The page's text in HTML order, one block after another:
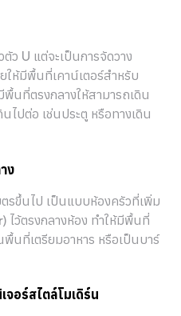
U แต่จะเป็นการจัดวาง
ให้มีพื้นที่เคาน์เตอร์สำหรับ
นที่ตรงกลางให้สามารถเดิน
นไปต่อ เช่นประตู หรือทางเดิน
ง
รขึ้นไป เป็นแบบห้องครัวที่เพิ่ม
ไว้ตรงกลางห้อง ทำให้มีพื้นที่
นที่เตรียมอาหาร หรือเป็นบาร์
อร์สไตล์โมเดิร์น